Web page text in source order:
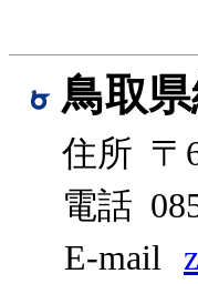
鳥取
住所 〒
電話
E-mail